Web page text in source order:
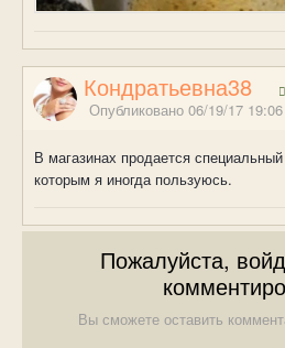
Кондратьевна38
Опубликовано 06/19/17 19:06
В магазинах продается
которым я иногда пользуюсь.
Пожалуйста,
Вы сможете оставить